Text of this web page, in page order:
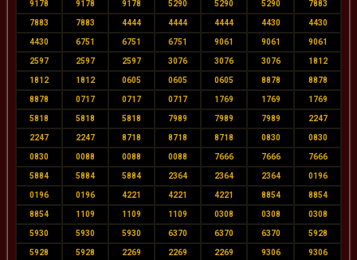
9178 9178 9178 5290 5290 5290 7883
7883 7883 4444 4444 4444 4430 4430
4430 6751 6751 6751 9061 9061 9061
2597 2597 2597 3076 3076 3076 1812
1812 1812 0605 0605 0605 8878 8878
8878 0717 0717 0717 1769 1769 1769
5818 5818 5818 7989 7989 7989 2247
2247 2247 8718 8718 8718 0830 0830
0830 0088 0088 0088 7666 7666 7666
5884 5884 5884 2364 2364 2364 0196
0196 0196 4221 4221 4221 8854 8854
8854 1109 1109 1109 0308 0308 0308
5930 5930 5930 6370 6370 6370 5928
5928 5928 2269 2269 2269 9306 9306